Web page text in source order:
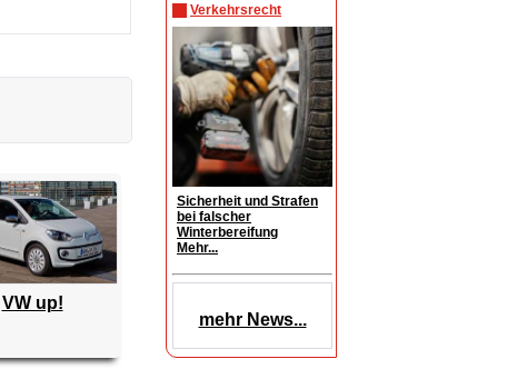
Verkehrsrecht
Sicherheit und Strafen
bei falscher
Winterbereifung
Mehr...
mehr News...
VW up!